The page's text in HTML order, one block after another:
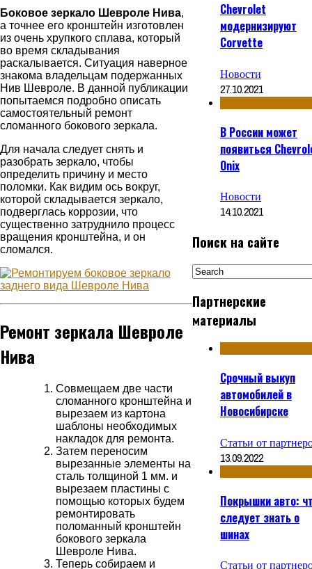
Боковое зеркало Шевроле Нива,
а точнее его кронштейн изготовлен
из очень хрупкого сплава, который
во время складывания
раскалывается. Ситуация наверное
знакома владельцам подержанных
Нив Шевроле. В данной публикации
попытаемся подробно описать
самостоятельный ремонт
сломанного бокового зеркала.
Для начала следует снять и
разобрать зеркало, чтобы
определить причину и место
поломки. Как видим ось вокруг,
которой складывается зеркало,
подверглась коррозии, что
существенно затруднило процесс
вращения кронштейна, и он
сломался.
Ремонт зеркала Шевроле
Нива
Совмещаем две части
сломанного кронштейна и
вырезаем из картона
шаблоны необходимых
накладок для ремонта.
Затем переносим
вырезанные элементы на
сталь толщиной 1 мм. и
вырезаем пластины с
помощью которых будем
ремонтировать
поломанный кронштейн
бокового зеркала
Шевроле Нива.
Теперь собираем и
Chevrolet
модернизируют
Corvette
Новости
27.10.2021
В России может
появиться
Onix
Новости
14.10.2021
Поиск на сайте
Партнерские
материалы
Срочный выкуп
автомобилей в
Новосибирске
Статьи от
13.09.2022
Покрышки авто:
следует знать о
шинах
Статьи от